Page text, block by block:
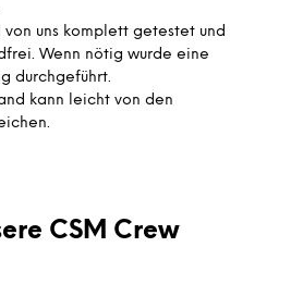
von uns komplett getestet und
Wenn nötig wurde eine
durchgeführt.
kann leicht von den
CSM Crew